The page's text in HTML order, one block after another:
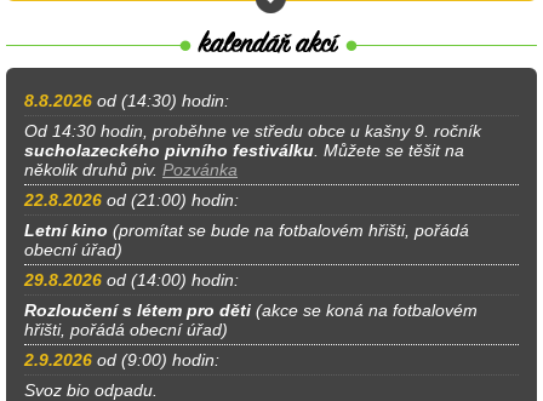
8.8.2026 od (14:30) hodin:
Od 14:30 hodin, proběhne ve středu obce u kašny 9. ročník
sucholazeckého pivního festiválku . Můžete se těšit na
několik druhů piv. Pozvánka
22.8.2026 od (21:00) hodin:
Letní kino (promítat se bude na fotbalovém hřišti, pořádá
obecní úřad)
29.8.2026 od (14:00) hodin:
Rozloučení s létem pro děti (akce se koná na fotbalovém
hřišti, pořádá obecní úřad)
2.9.2026 od (9:00) hodin:
Svoz bio odpadu.